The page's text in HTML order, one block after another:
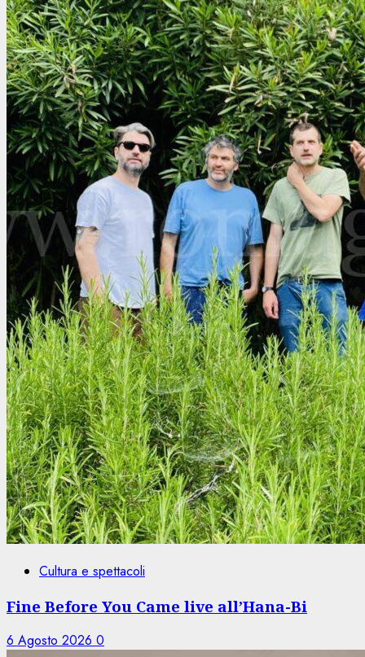
Cultura e spettacoli
Fine Before You Came live all’Hana-Bi
6 Agosto 2026 0